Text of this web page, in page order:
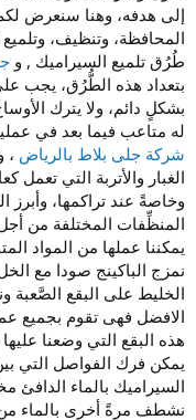
إلى هدفه، وهنا سنعرض
المحافظة، وتنظيف،
طُرُق تلميع السيراميك , و
بتعداد هذه الطُّرُق، يجب
بشكلٍ دائم، ولا يترك
له متاعب فيما بعد في
شركة جلى بلاط بالرياض ،
الغبار والأتربة التي تعمل
وخاصةً عند تراكمها،
المنظِّفات المختلفة من
يمكننا عملها من المواد
نمزج الباكينج صودا مع
الخليط على البقع الصَّعبة
الافضل فهى تقوم بجميع
هذه البقع التي وضعنا
يمكن فرك الفواصل التي
السيراميك بالماء الدافئ
نشطف مرةً أخرى بالماء